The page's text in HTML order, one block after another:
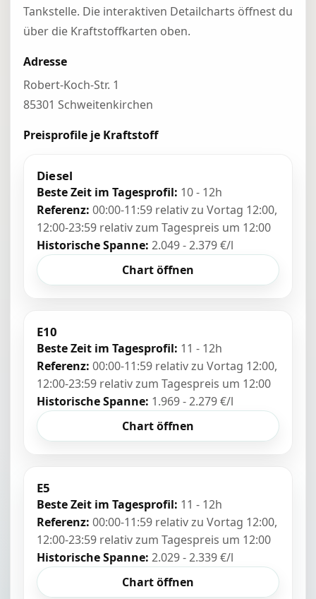
Tankstelle. Die interaktiven Detailcharts öffnest du
über die Kraftstoffkarten oben.
Adresse
Robert-Koch-Str. 1
85301 Schweitenkirchen
Preisprofile je Kraftstoff
Diesel
Beste Zeit im Tagesprofil: 10 - 12h
Referenz: 00:00-11:59 relativ zu Vortag 12:00,
12:00-23:59 relativ zum Tagespreis um 12:00
Historische Spanne: 2.049 - 2.379 €/l
Chart öffnen
E10
Beste Zeit im Tagesprofil: 11 - 12h
Referenz: 00:00-11:59 relativ zu Vortag 12:00,
12:00-23:59 relativ zum Tagespreis um 12:00
Historische Spanne: 1.969 - 2.279 €/l
Chart öffnen
E5
Beste Zeit im Tagesprofil: 11 - 12h
Referenz: 00:00-11:59 relativ zu Vortag 12:00,
12:00-23:59 relativ zum Tagespreis um 12:00
Historische Spanne: 2.029 - 2.339 €/l
Chart öffnen